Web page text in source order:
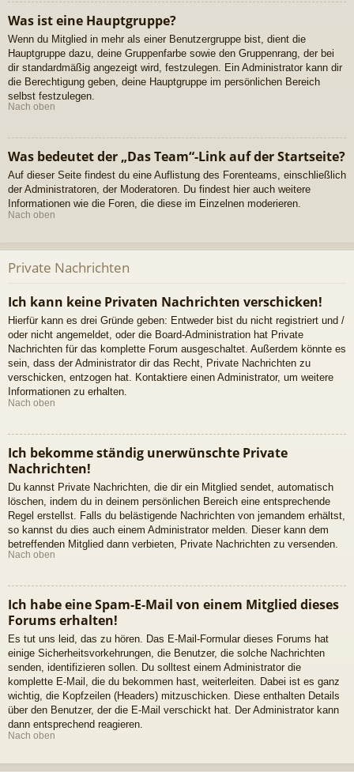
Was ist eine Hauptgruppe?
Wenn du Mitglied in mehr als einer Benutzergruppe bist, dient die
Hauptgruppe dazu, deine Gruppenfarbe sowie den Gruppenrang, der bei
dir standardmäßig angezeigt wird, festzulegen. Ein Administrator kann dir
die Berechtigung geben, deine Hauptgruppe im persönlichen Bereich
selbst festzulegen.
Nach oben
Was bedeutet der „Das Team“-Link auf der Startseite?
Auf dieser Seite findest du eine Auflistung des Forenteams, einschließlich
der Administratoren, der Moderatoren. Du findest hier auch weitere
Informationen wie die Foren, die diese im Einzelnen moderieren.
Nach oben
Private Nachrichten
Ich kann keine Privaten Nachrichten verschicken!
Hierfür kann es drei Gründe geben: Entweder bist du nicht registriert und /
oder nicht angemeldet, oder die Board-Administration hat Private
Nachrichten für das komplette Forum ausgeschaltet. Außerdem könnte es
sein, dass der Administrator dir das Recht, Private Nachrichten zu
verschicken, entzogen hat. Kontaktiere einen Administrator, um weitere
Informationen zu erhalten.
Nach oben
Ich bekomme ständig unerwünschte Private
Nachrichten!
Du kannst Private Nachrichten, die dir ein Mitglied sendet, automatisch
löschen, indem du in deinem persönlichen Bereich eine entsprechende
Regel erstellst. Falls du belästigende Nachrichten von jemandem erhältst,
so kannst du dies auch einem Administrator melden. Dieser kann dem
betreffenden Mitglied dann verbieten, Private Nachrichten zu versenden.
Nach oben
Ich habe eine Spam-E-Mail von einem Mitglied dieses
Forums erhalten!
Es tut uns leid, das zu hören. Das E-Mail-Formular dieses Forums hat
einige Sicherheitsvorkehrungen, die Benutzer, die solche Nachrichten
senden, identifizieren sollen. Du solltest einem Administrator die
komplette E-Mail, die du bekommen hast, weiterleiten. Dabei ist es ganz
wichtig, die Kopfzeilen (Headers) mitzuschicken. Diese enthalten Details
über den Benutzer, der die E-Mail verschickt hat. Der Administrator kann
dann entsprechend reagieren.
Nach oben